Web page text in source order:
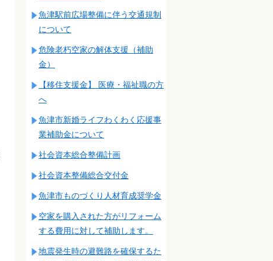
魚津駅前広場整備に伴う交通規制
について
危険老朽空家の解体支援（補助
金）
【移住支援金】 医療・福祉職の方
へ
魚津市新婚ライフわくわく応援事
業補助金について
社会資本総合整備計画
社会資本整備総合交付金
魚津市ものづくり人材育成奨学金
空家を購入された方がリフォーム
する費用に対して補助します。
地震発生時の避難路を確保するた